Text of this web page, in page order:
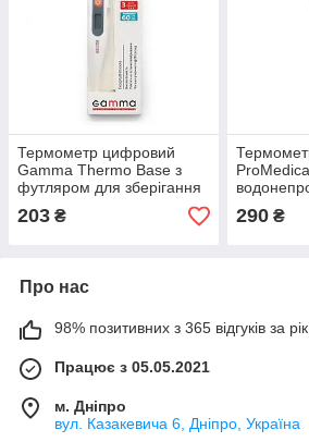
Термометр цифровий
Gamma Thermo Base з
футляром для зберігання
203 ₴ 290₴
Про нас
98% позитивних з 365 відгуків за рік
Працює з 05.05.2021
м. Дніпро
вул. Казакевича 6, Дніпро, Україна